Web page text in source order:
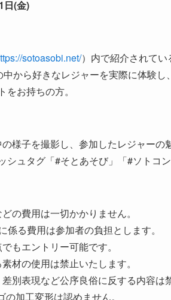
日(金)
sotoasobi.net/）内で紹介されてい
中から好きなレジャーを実際に体験
お持ちの方。
様子を撮影し、参加したレジャー
シュタグ「#そとあそび」「#ソトコン
の費用は一切かかりません。
る費用は参加者の負担とします。
もエントリー可能です。
材の使用は禁止いたします。
別表現など公序良俗に反する内容は
の加工変形は認めません。